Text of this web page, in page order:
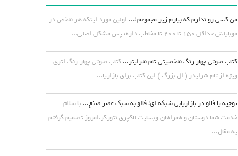
من کسی رو ندارم که بیارم زیر مجموعم !... اولین مورد اینکه هر شخص در
موبایلش حداقل ۱۵۰ تا ۲۰۰ تا مخاطب داره، پس مشکل اصلی...
کتاب صوتی چهار رنگ شخصیتی تام شرایتر...کتاب صوتی چهار رنگ اثری
ویژه از تام شرایدر ( ال بزرگ ) این کتاب برای بازاریا...
توجیه یا فالو در بازاریابی شبکه ای! فالو به سبک عصر صنع...با سلام
خدمت شما دوستان و همراهان وبسایت لاکچری نتورکر.امروز تصمیم گرفتم
یه مقال...